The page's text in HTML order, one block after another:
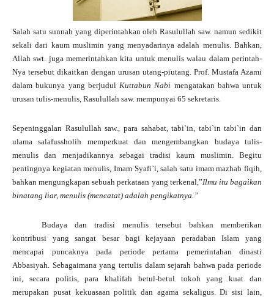
Salah satu sunnah yang diperintahkan oleh Rasulullah saw. namun sedikit
sekali dari kaum muslimin yang menyadarinya adalah menulis. Bahkan,
Allah swt. juga memerintahkan kita untuk menulis walau dalam perintah-
Nya tersebut dikaitkan dengan urusan utang-piutang. Prof. Mustafa Azami
dalam bukunya yang berjudul Kuttabun Nabi mengatakan bahwa untuk
urusan tulis-menulis, Rasulullah saw. mempunyai 65 sekretaris.
Sepeninggalan Rasulullah saw., para sahabat, tabi`in, tabi`in tabi`in dan
ulama salafussholih memperkuat dan mengembangkan budaya tulis-
menulis dan menjadikannya sebagai tradisi kaum muslimin. Begitu
pentingnya kegiatan menulis, Imam Syafi`i, salah satu imam mazhab fiqih,
bahkan mengungkapan sebuah perkataan yang terkenal,”Ilmu itu bagaikan
binatang liar, menulis (mencatat) adalah pengikatnya.”
Budaya dan tradisi menulis tersebut bahkan memberikan
kontribusi yang sangat besar bagi kejayaan peradaban Islam yang
mencapai puncaknya pada periode pertama pemerintahan dinasti
Abbasiyah. Sebagaimana yang tertulis dalam sejarah bahwa pada periode
ini, secara politis, para khalifah betul-betul tokoh yang kuat dan
merupakan pusat kekuasaan politik dan agama sekaligus. Di sisi lain,